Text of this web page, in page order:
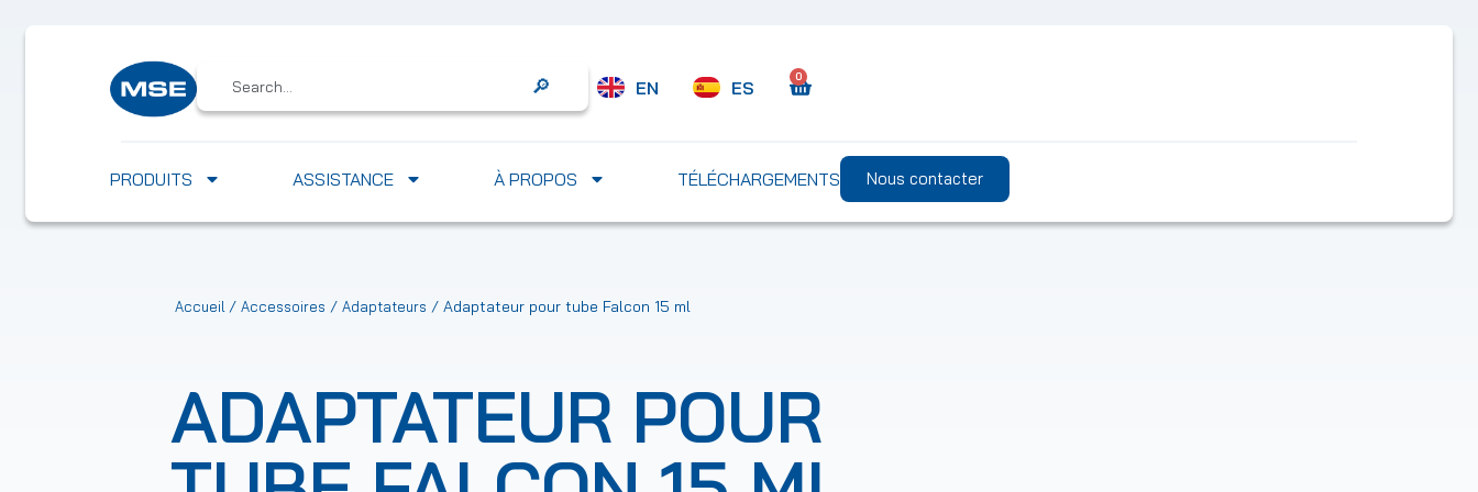
Search EN ES
0
PRODUITS ASSISTANCE À PROPOS TÉLÉCHARGEMENTS Nous contacter
Accueil / Accessoires / Adaptateurs / Adaptateur pour tube Falcon 15 ml
ADAPTATEUR POUR